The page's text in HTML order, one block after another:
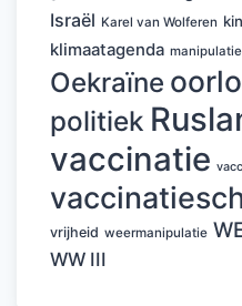
Israël Karel van Wolferen
klimaatagenda manipulatie
Oekraïne
politiek
vaccinatie
vrijheid weermanipulatie
WW III